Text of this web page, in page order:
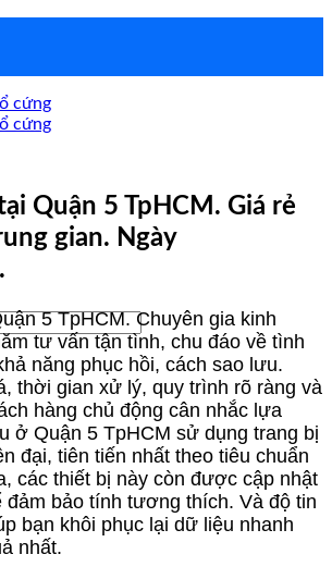
Quận 5 TpHCM. Giá rẻ
gian. Ngày
5 TpHCM. Chuyên gia kinh
tư vấn tận tình, chu đáo về tình
năng phục hồi, cách sao lưu.
thời gian xử lý, quy trình rõ ràng và
hàng chủ động cân nhắc lựa
ở Quận 5 TpHCM sử dụng trang bị
đại, tiên tiến nhất theo tiêu chuẩn
các thiết bị này còn được cập nhật
bảo tính tương thích. Và độ tin
bạn khôi phục lại dữ liệu nhanh
nhất.